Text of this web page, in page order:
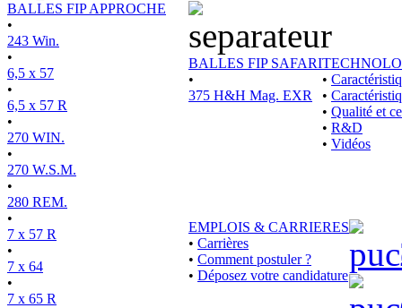
BALLES FIP APPROCHE
•
243 Win.
•
6,5 x 57
•
6,5 x 57 R
•
270 WIN.
•
270 W.S.M.
•
280 REM.
•
7 x 57 R
•
7 x 64
•
7 x 65 R
BALLES FIP SAFARI
•
375 H&H Mag. EXR
•
•
• Qualité et
• R&D
• Vidéos
EMPLOIS & CARRIERES
• Carrières
• Comment postuler ?
• Déposez votre candidature